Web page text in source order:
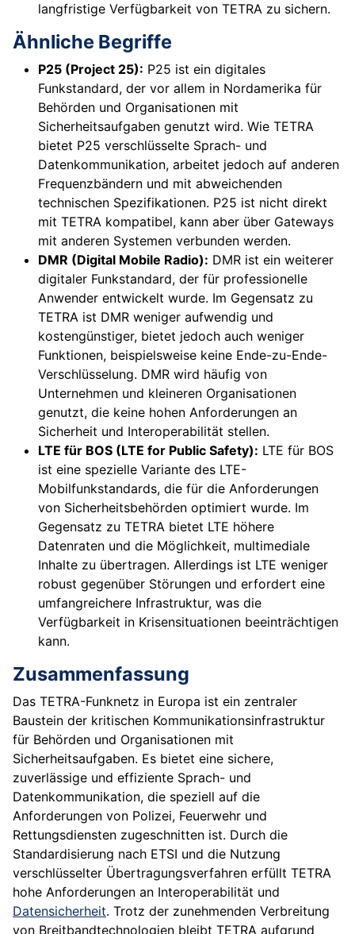
langfristige Verfügbarkeit von TETRA zu sichern.
Ähnliche Begriffe
P25 (Project 25): P25 ist ein digitales
Funkstandard, der vor allem in Nordamerika für
Behörden und Organisationen mit
Sicherheitsaufgaben genutzt wird. Wie TETRA
bietet P25 verschlüsselte Sprach- und
Datenkommunikation, arbeitet jedoch auf anderen
Frequenzbändern und mit abweichenden
technischen Spezifikationen. P25 ist nicht direkt
mit TETRA kompatibel, kann aber über Gateways
mit anderen Systemen verbunden werden.
DMR (Digital Mobile Radio): DMR ist ein weiterer
digitaler Funkstandard, der für professionelle
Anwender entwickelt wurde. Im Gegensatz zu
TETRA ist DMR weniger aufwendig und
kostengünstiger, bietet jedoch auch weniger
Funktionen, beispielsweise keine Ende-zu-Ende-
Verschlüsselung. DMR wird häufig von
Unternehmen und kleineren Organisationen
genutzt, die keine hohen Anforderungen an
Sicherheit und Interoperabilität stellen.
LTE für BOS (LTE for Public Safety): LTE für BOS
ist eine spezielle Variante des LTE-
Mobilfunkstandards, die für die Anforderungen
von Sicherheitsbehörden optimiert wurde. Im
Gegensatz zu TETRA bietet LTE höhere
Datenraten und die Möglichkeit, multimediale
Inhalte zu übertragen. Allerdings ist LTE weniger
robust gegenüber Störungen und erfordert eine
umfangreichere Infrastruktur, was die
Verfügbarkeit in Krisensituationen beeinträchtigen
kann.
Zusammenfassung
Das TETRA-Funknetz in Europa ist ein zentraler
Baustein der kritischen Kommunikationsinfrastruktur
für Behörden und Organisationen mit
Sicherheitsaufgaben. Es bietet eine sichere,
zuverlässige und effiziente Sprach- und
Datenkommunikation, die speziell auf die
Anforderungen von Polizei, Feuerwehr und
Rettungsdiensten zugeschnitten ist. Durch die
Standardisierung nach ETSI und die Nutzung
verschlüsselter Übertragungsverfahren erfüllt TETRA
hohe Anforderungen an Interoperabilität und
Datensicherheit. Trotz der zunehmenden Verbreitung
von Breitbandtechnologien bleibt TETRA aufgrund